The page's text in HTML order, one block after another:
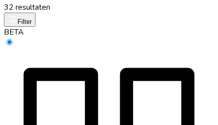
32 resultaten
Filter
BETA